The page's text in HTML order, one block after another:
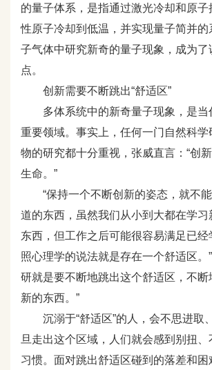
的量子体系，是指通过激光冷却和原子
性原子冷却到低温，并实现量子简并
子气体中研究新奇的量子现象，成为
点。
创新需要不断跳出“舒适区”
多体系统中的新奇量子现象，是当
重要领域。事实上，任何一门自然科
物的研究都十分重视，张威直言：“创
生命。”
“保持一个不断创新的姿态，就不能
道的东西，虽然我们从小到大都在学习
东西，但工作之后可能很容易满足已
照心理学的说法就是存在一个舒适区。
研就是要不断地跳出这个舒适区，不
新的东西。”
沉溺于“舒适区”的人，会不思进取
旦走出这个区域，人们就会感到别扭
习惯。面对跳出舒适区碰到的落差和困